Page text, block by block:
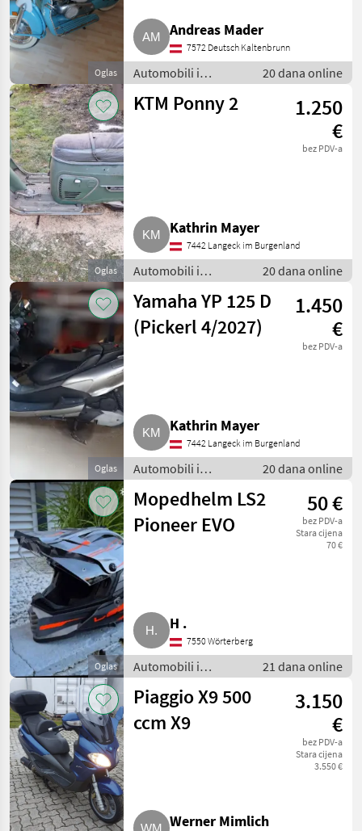
Puch
2
KTM / Husaberg
Yamaha
1
MARKETPLACE
Marketplace
Ponude
trgovaca
Oglas
Andreas Mader
7572 Deutsch Kaltenbrunn
Automobili i
motocikli / Motori
20 dana online
Oglas
KTM Ponny 2
1.250
€
bez PDV-a
Kathrin Mayer
7442 Langeck im Burgenland
Automobili i
motocikli / Motori
20 dana online
Oglas
Yamaha YP 125 D
(Pickerl 4/2027)
1.450
€
bez PDV-a
Kathrin Mayer
7442 Langeck im Burgenland
Automobili i
motocikli / Motori
20 dana online
Oglas
Mopedhelm LS2
Pioneer EVO
50 €
bez PDV-a
Stara cijena
70 €
H .
7550 Wörterberg
Automobili i
motocikli / Motori
21 dana online
Piaggio X9 500
ccm X9
3.150
€
bez PDV-a
Stara cijena
3.550 €
Werner Mimlich